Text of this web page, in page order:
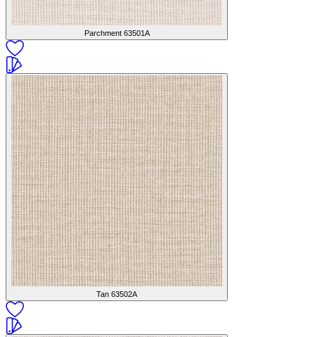
Parchment 63501A
Tan 63502A